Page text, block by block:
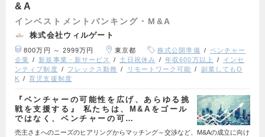
&A
インベストメントバンキング・M&A
株式会社ウィルゲート
800万円 ～ 2999万円 東京都 株式公開準備
ベンチャー
企業
新規事業・新サービス 土日祝休み 年収600万以上
インセ
ンティブ制度
フレックス勤務 リモートワーク可能
副業してもO
K
育児支援制度
『ベンチャーの可能性を広げ、あらゆる挑
戦を支援する』 私たちは、M&Aをゴール
ではなく、ベンチャーの可…
売主さまへのニーズのヒアリングからマッチング～交渉など、M&Aの成立に向け